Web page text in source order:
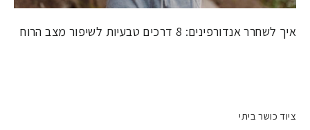
איך לשחרר אנדורפינים: 8 דרכים טבעיות לשיפור מצב הרוח
ציוד כושר ביתי